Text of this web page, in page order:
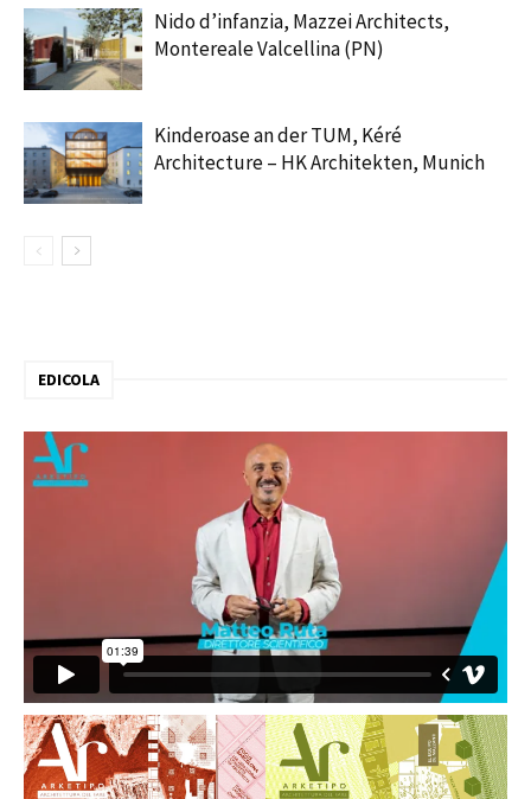
Nido d’infanzia, Mazzei Architects,
Montereale Valcellina (PN)
Kinderoase an der TUM, Kéré
Architecture – HK Architekten, Munich
EDICOLA